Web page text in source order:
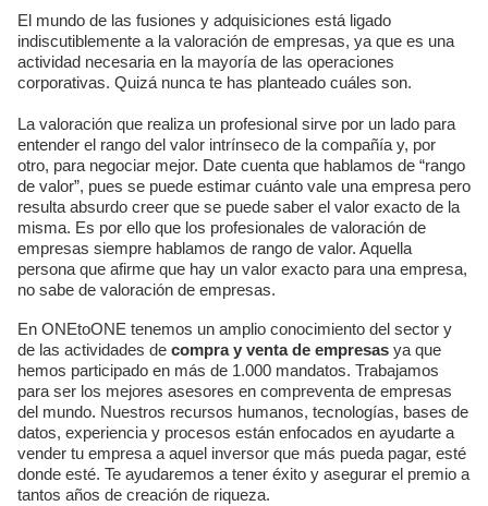
El mundo de las fusiones y adquisiciones está ligado
indiscutiblemente a la valoración de empresas, ya que es una
actividad necesaria en la mayoría de las operaciones
corporativas. Quizá nunca te has planteado cuáles son.
La valoración que realiza un profesional sirve por un lado para
entender el rango del valor intrínseco de la compañía y, por
otro, para negociar mejor. Date cuenta que hablamos de “rango
de valor”, pues se puede estimar cuánto vale una empresa pero
resulta absurdo creer que se puede saber el valor exacto de la
misma. Es por ello que los profesionales de valoración de
empresas siempre hablamos de rango de valor. Aquella
persona que afirme que hay un valor exacto para una empresa,
no sabe de valoración de empresas.
En ONEtoONE tenemos un amplio conocimiento del sector y
de las actividades de compra y venta de empresas ya que
hemos participado en más de 1.000 mandatos. Trabajamos
para ser los mejores asesores en compreventa de empresas
del mundo. Nuestros recursos humanos, tecnologías, bases de
datos, experiencia y procesos están enfocados en ayudarte a
vender tu empresa a aquel inversor que más pueda pagar, esté
donde esté. Te ayudaremos a tener éxito y asegurar el premio a
tantos años de creación de riqueza.